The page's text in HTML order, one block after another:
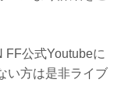
FF公式Youtubeに
い方は是非ライブ